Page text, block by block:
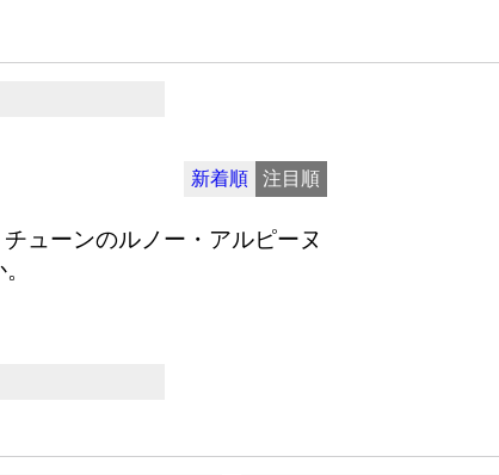
新着順 注目順
ューンのルノー・アルピーヌ